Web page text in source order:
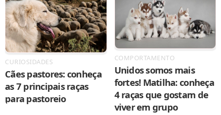
CURIOSIDADES
Cães pastores: conheça
as 7 principais raças
para pastoreio
COMPORTAMENTO
Unidos somos mais
fortes! Matilha: conheça
4 raças que gostam de
viver em grupo